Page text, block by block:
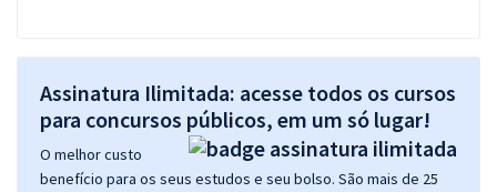
Assinatura Ilimitada: acesse todos os cursos
para concursos públicos, em um só lugar!
O melhor custo
benefício para os seus estudos e seu bolso. São mais de 25